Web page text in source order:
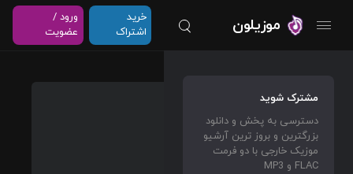
موزیلون
خرید
اشتراک
ورود /
عضویت
مشترک شوید
دسترسی به پخش و دانلود
بزرگترین و بروز ترین آرشیو
موزیک خارجی با دو فرمت
FLAC و MP3